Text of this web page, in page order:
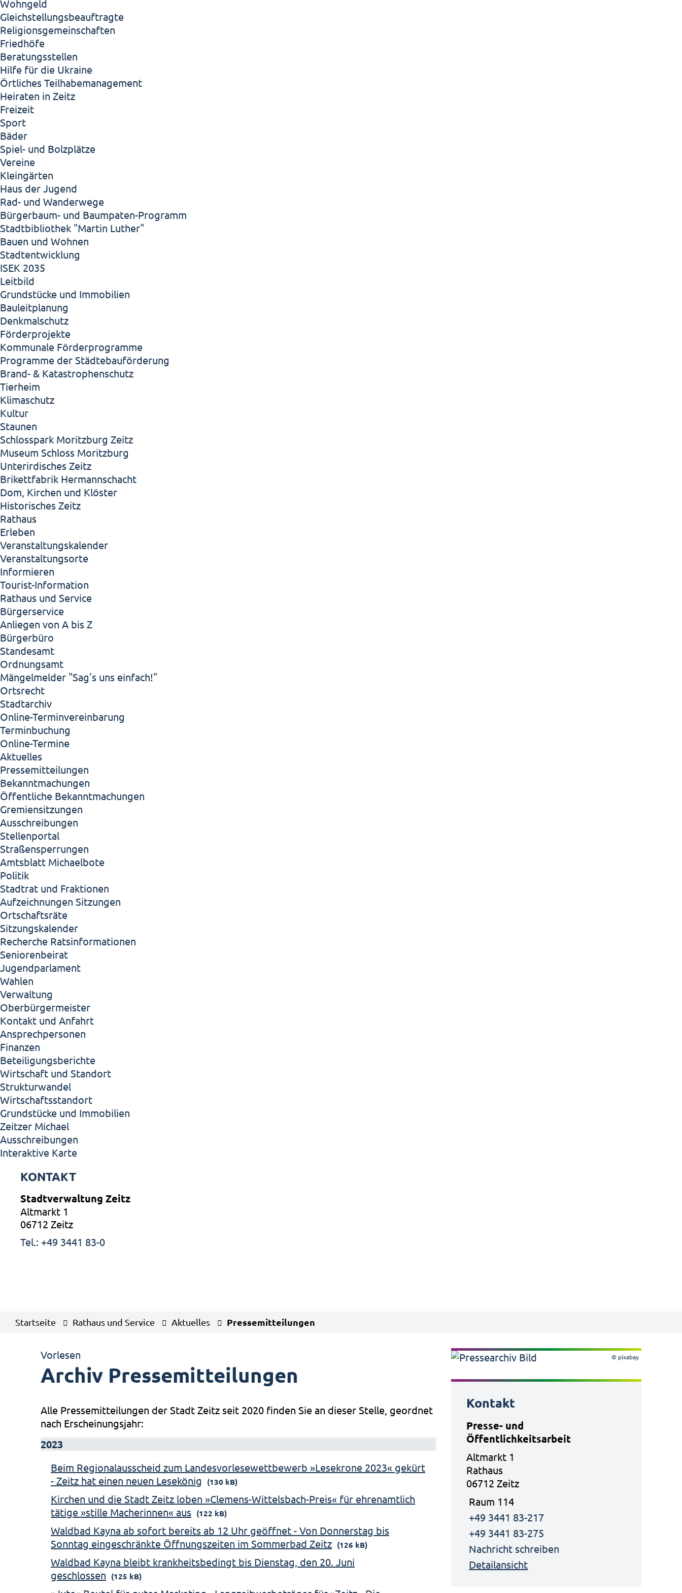
Wohngeld
Gleichstellungsbeauftragte
Religionsgemeinschaften
Friedhöfe
Beratungsstellen
Hilfe für die Ukraine
Örtliches Teilhabemanagement
Heiraten in Zeitz
Freizeit
Sport
Bäder
Spiel- und Bolzplätze
Vereine
Kleingärten
Haus der Jugend
Rad- und Wanderwege
Bürgerbaum- und Baumpaten-Programm
Stadtbibliothek "Martin Luther"
Bauen und Wohnen
Stadtentwicklung
ISEK 2035
Leitbild
Grundstücke und Immobilien
Bauleitplanung
Denkmalschutz
Förderprojekte
Kommunale Förderprogramme
Programme der Städtebauförderung
Brand- & Katastrophenschutz
Tierheim
Klimaschutz
Kultur
Staunen
Schlosspark Moritzburg Zeitz
Museum Schloss Moritzburg
Unterirdisches Zeitz
Brikettfabrik Hermannschacht
Dom, Kirchen und Klöster
Historisches Zeitz
Rathaus
Erleben
Veranstaltungskalender
Veranstaltungsorte
Informieren
Tourist-Information
Rathaus und Service
Bürgerservice
Anliegen von A bis Z
Bürgerbüro
Standesamt
Ordnungsamt
Mängelmelder "Sag's uns einfach!"
Ortsrecht
Stadtarchiv
Online-Terminvereinbarung
Terminbuchung
Online-Termine
Aktuelles
Pressemitteilungen
Bekanntmachungen
Öffentliche Bekanntmachungen
Gremiensitzungen
Ausschreibungen
Stellenportal
Straßensperrungen
Amtsblatt Michaelbote
Politik
Stadtrat und Fraktionen
Aufzeichnungen Sitzungen
Ortschaftsräte
Sitzungskalender
Recherche Ratsinformationen
Seniorenbeirat
Jugendparlament
Wahlen
Verwaltung
Oberbürgermeister
Kontakt und Anfahrt
Ansprechpersonen
Finanzen
Beteiligungsberichte
Wirtschaft und Standort
Strukturwandel
Wirtschaftsstandort
Grundstücke und Immobilien
Zeitzer Michael
Ausschreibungen
Interaktive Karte
KONTAKT
Stadtverwaltung Zeitz
Altmarkt 1
06712 Zeitz
Tel.: +49 3441 83-0
Startseite Rathaus und Service Aktuelles Pressemitteilungen
Vorlesen
Archiv Pressemitteilungen
Alle Pressemitteilungen der Stadt Zeitz seit 2020 finden Sie an dieser Stelle, geordnet
nach Erscheinungsjahr:
2023
Beim Regionalausscheid zum Landesvorlesewettbewerb »Lesekrone 2023« gekürt
- Zeitz hat einen neuen Lesekönig
(130 kB)
Kirchen und die Stadt Zeitz loben »Clemens-Wittelsbach-Preis« für ehrenamtlich
tätige »stille Macherinnen« aus (122 kB)
Waldbad Kayna ab sofort bereits ab 12 Uhr geöffnet - Von Donnerstag bis
Sonntag eingeschränkte Öffnungszeiten im Sommerbad Zeitz (126 kB)
Waldbad Kayna bleibt krankheitsbedingt bis Dienstag, den 20. Juni
geschlossen (125 kB)
© pixabay
Kontakt
Presse- und
Öffentlichkeitsarbeit
Altmarkt 1
Rathaus
06712 Zeitz
Raum 114
+49 3441 83-217
+49 3441 83-275
Nachricht schreiben
Detailansicht